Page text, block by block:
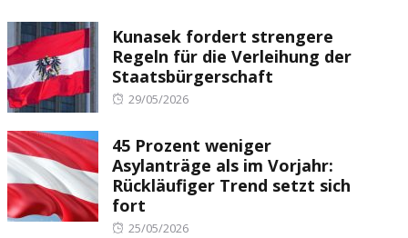
Kunasek fordert strengere
Regeln für die Verleihung der
Staatsbürgerschaft
Posted
29/05/2026
45 Prozent weniger
Asylanträge als im Vorjahr:
Rückläufiger Trend setzt sich
fort
Posted
25/05/2026